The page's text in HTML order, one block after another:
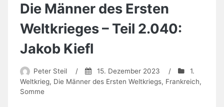
Die Männer des Ersten
Weltkrieges – Teil 2.040:
Jakob Kiefl
Peter Steil / 15. Dezember 2023 /
1.
Weltkrieg, Die Männer des Ersten Weltkriegs, Frankreich,
Somme